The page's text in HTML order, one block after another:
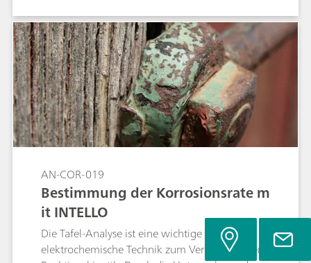
Impedanzspektroskopie), kathodischen
Polarisationen und Potenzialrelaxation zur
Anwendung. In dieser Application Note wird
gezeigt, dass der Metrohm Autolab PGSTAT
M204 mit Flachzelle die Anforderungen der
Norm ISO 17463 erfüllt.
AN-COR-019
Bestimmung der Korrosionsrate m
it INTELLO
Die Tafel-Analyse ist eine wichtige
elektrochemische Technik zum Verständnis der